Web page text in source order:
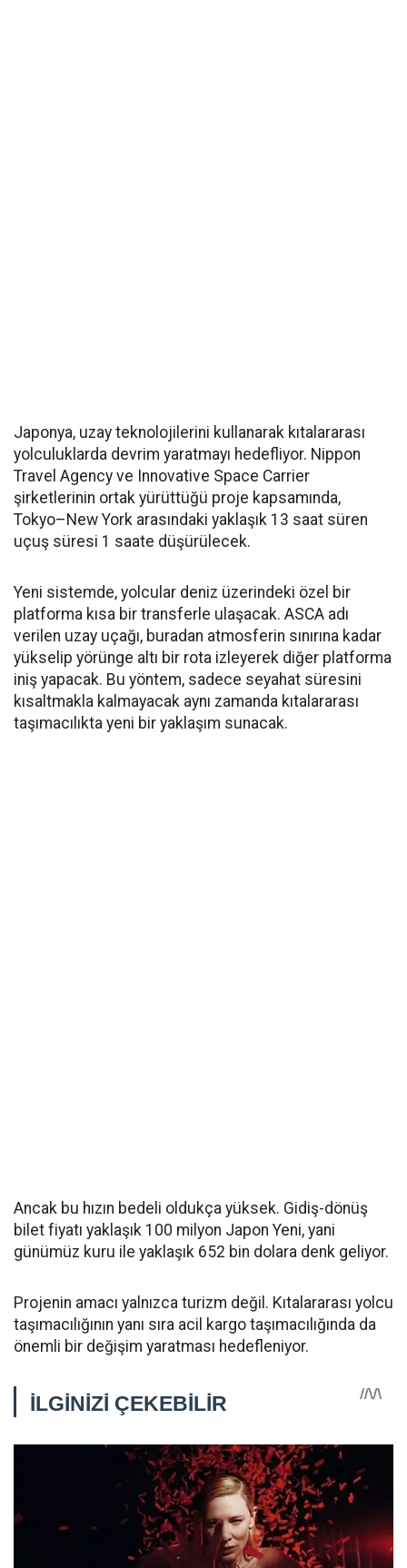
Japonya, uzay teknolojilerini kullanarak kıtalararası
yolculuklarda devrim yaratmayı hedefliyor. Nippon
Travel Agency ve Innovative Space Carrier
şirketlerinin ortak yürüttüğü proje kapsamında,
Tokyo–New York arasındaki yaklaşık 13 saat süren
uçuş süresi 1 saate düşürülecek.
Yeni sistemde, yolcular deniz üzerindeki özel bir
platforma kısa bir transferle ulaşacak. ASCA adı
verilen uzay uçağı, buradan atmosferin sınırına kadar
yükselip yörünge altı bir rota izleyerek diğer platforma
iniş yapacak. Bu yöntem, sadece seyahat süresini
kısaltmakla kalmayacak aynı zamanda kıtalararası
taşımacılıkta yeni bir yaklaşım sunacak.
Ancak bu hızın bedeli oldukça yüksek. Gidiş-dönüş
bilet fiyatı yaklaşık 100 milyon Japon Yeni, yani
günümüz kuru ile yaklaşık 652 bin dolara denk geliyor.
Projenin amacı yalnızca turizm değil. Kıtalararası yolcu
taşımacılığının yanı sıra acil kargo taşımacılığında da
önemli bir değişim yaratması hedefleniyor.